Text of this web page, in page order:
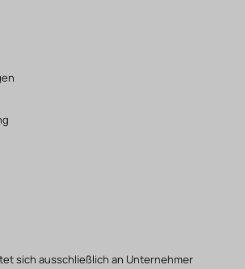
sich ausschließlich an Unternehmer